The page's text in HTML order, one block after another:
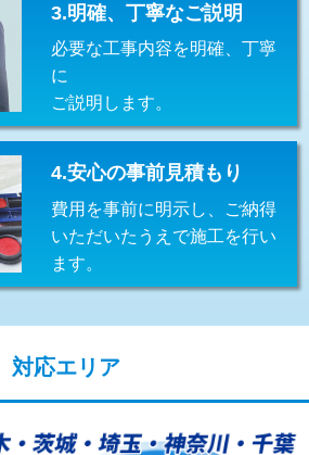
13,200円
栓） 16,500円
・分岐水栓） 16,500円
め)
具設置) 5,500円
使用（バンド止
5,500円
3.明確、丁寧なご説明
必要な工事内容を明確、丁寧
に
ご説明します。
4.安心の事前見積もり
費用を事前に明示し、ご納得
いただいたうえで施工を行い
ます。
対応エリア